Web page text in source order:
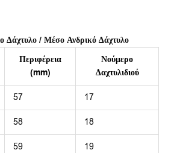
Δάχτυλο / Μέσο Ανδρικό Δάχτυλο
Περιφέρεια
(mm)
Νούμερο
Δαχτυλιδιού
57 17
58 18
59 19